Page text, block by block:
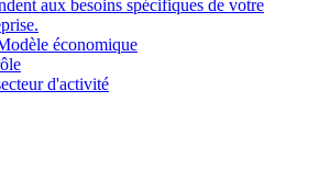
aux besoins spécifiques de votre
économique
d'activité